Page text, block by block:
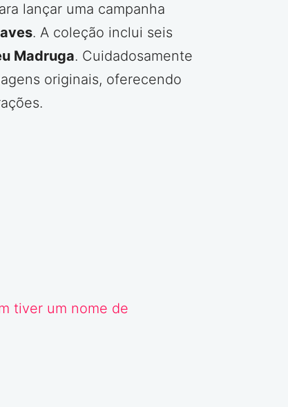
lançar uma campanha
. A coleção inclui seis
Madruga. Cuidadosamente
originais, oferecendo
tiver um nome de